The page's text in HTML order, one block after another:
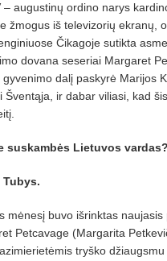
– augustinų ordino narys
žmogus iš televizorių ekranų,
Čikagoje sutikta
dovana seseriai Margaret
gyvenimo dalį paskyrė Marijos
Šventąja, ir dabar viliasi, kad
suskambės Lietuvos vardas?
mėnesį buvo išrinktas
Petcavage (Margarita
tryško